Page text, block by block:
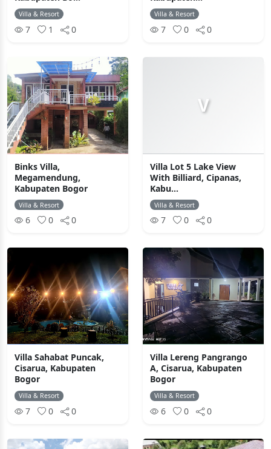
Villa & Resort
7 1 0
Villa & Resort
7 0 0
Binks Villa,
Megamendung,
Kabupaten Bogor
Villa & Resort
6 0 0
V
Villa Lot 5 Lake View
With Billiard, Cipanas,
Kabu...
Villa & Resort
7 0 0
Villa Sahabat Puncak,
Cisarua, Kabupaten
Bogor
Villa & Resort
7 0 0
Villa Lereng Pangrango
A, Cisarua, Kabupaten
Bogor
Villa & Resort
6 0 0